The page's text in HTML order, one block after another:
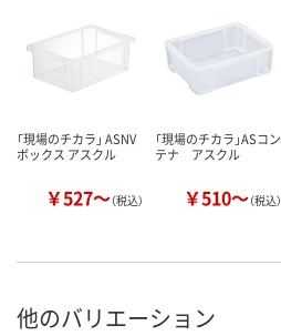
「現場のチカラ」 ASNV
ボックス アスクル
￥527～（税込）
「現場のチカラ」ASコン
テナ アスクル
￥510～（税込）
他のバリエーション